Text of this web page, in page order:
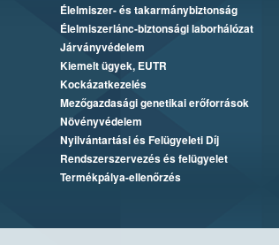
Élelmiszer- és takarmánybiztonság
Élelmiszerlánc-biztonsági laborhálózat
Járványvédelem
Kiemelt ügyek, EUTR
Kockázatkezelés
Mezőgazdasági genetikai erőforrások
Növényvédelem
Nyilvántartási és Felügyeleti Díj
Rendszerszervezés és felügyelet
Termékpálya-ellenőrzés